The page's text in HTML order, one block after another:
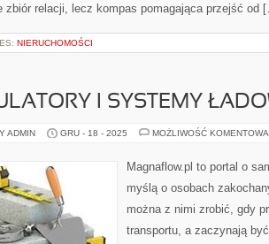
zbiór relacji, lecz kompas pomagająca przejść od
NIERUCHOMOŚCI
I SYSTEMY
ADMIN GRU - 18 - 2025 MOŻLIWOŚĆ
Magnaflow.pl to portal o
myślą o osobach
można z nimi zrobić, gdy
transportu, a zaczynają